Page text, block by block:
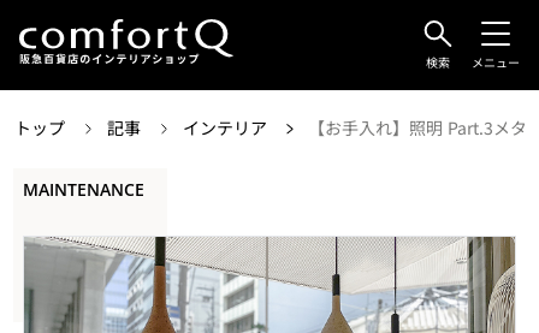
検索 メニュー
トップ 記事 インテリア 【お手入れ】照明 Part.3メ
MAINTENANCE